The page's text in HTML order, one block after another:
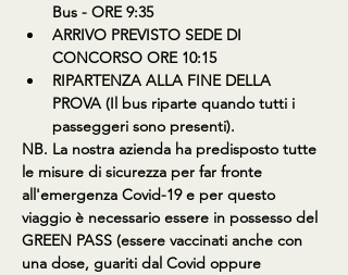
Bus - ORE 9:35
ARRIVO PREVISTO SEDE DI
CONCORSO ORE 10:15
RIPARTENZA ALLA FINE DELLA
PROVA (Il bus riparte quando tutti i
passeggeri sono presenti).
NB. La nostra azienda ha predisposto tutte
le misure di sicurezza per far fronte
all'emergenza Covid-19 e per questo
viaggio è necessario essere in possesso del
GREEN PASS (essere vaccinati anche con
una dose, guariti dal Covid oppure